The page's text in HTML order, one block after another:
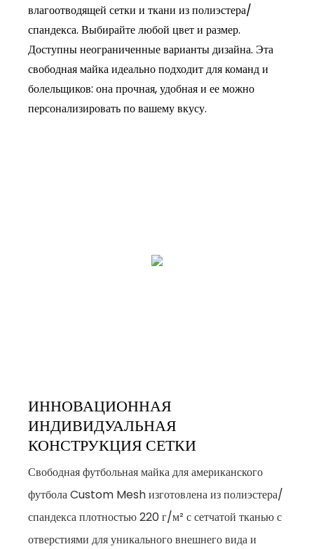
влагоотводящей сетки и ткани из полиэстера/
спандекса. Выбирайте любой цвет и размер.
Доступны неограниченные варианты дизайна. Эта
свободная майка идеально подходит для команд и
болельщиков: она прочная, удобная и ее можно
персонализировать по вашему вкусу.
ИННОВАЦИОННАЯ
ИНДИВИДУАЛЬНАЯ
КОНСТРУКЦИЯ СЕТКИ
Свободная футбольная майка для американского
футбола Custom Mesh изготовлена из полиэстера/
спандекса плотностью 220 г/м² с сетчатой тканью с
отверстиями для уникального внешнего вида и